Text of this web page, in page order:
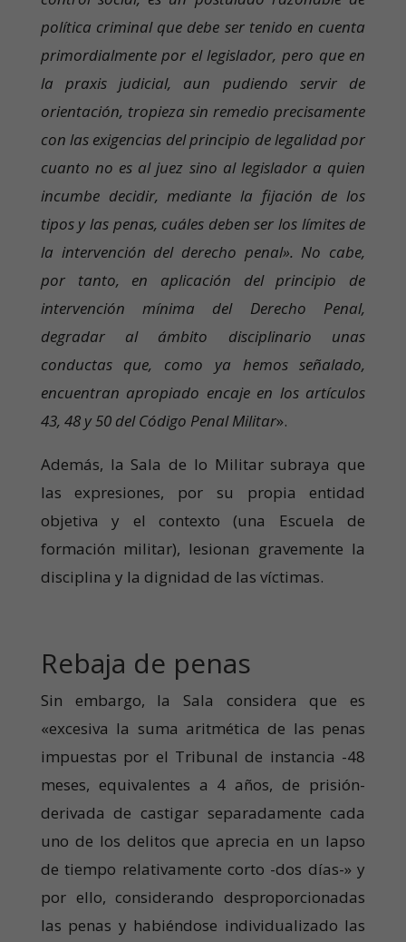
política criminal que debe ser tenido en cuenta
primordialmente por el legislador, pero que en
la praxis judicial, aun pudiendo servir de
orientación, tropieza sin remedio precisamente
con las exigencias del principio de legalidad por
cuanto no es al juez sino al legislador a quien
incumbe decidir, mediante la fijación de los
tipos y las penas, cuáles deben ser los límites de
la intervención del derecho penal». No cabe,
por tanto, en aplicación del principio de
intervención mínima del Derecho Penal,
degradar al ámbito disciplinario unas
conductas que, como ya hemos señalado,
encuentran apropiado encaje en los artículos
43, 48 y 50 del Código Penal Militar».
Además, la Sala de lo Militar subraya que
las expresiones, por su propia entidad
objetiva y el contexto (una Escuela de
formación militar), lesionan gravemente la
disciplina y la dignidad de las víctimas.
Rebaja de penas
Sin embargo, la Sala considera que es
«excesiva la suma aritmética de las penas
impuestas por el Tribunal de instancia -48
meses, equivalentes a 4 años, de prisión-
derivada de castigar separadamente cada
uno de los delitos que aprecia en un lapso
de tiempo relativamente corto -dos días-» y
por ello, considerando desproporcionadas
las penas y habiéndose individualizado las